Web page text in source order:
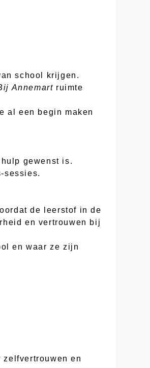
school krijgen.
Annemart ruimte
al een begin maken
gewenst is.
sessies.
de leerstof in de
en vertrouwen bij
en waar ze zijn
en